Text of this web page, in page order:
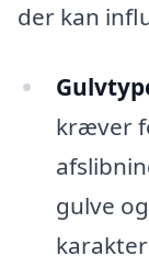
der kan
kræver
gulve